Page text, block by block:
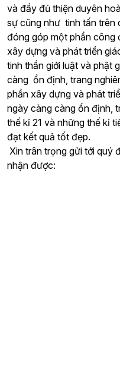
và đầy đủ thiện duyên
sự cũng như tinh tấn trên
đóng góp một phần công
xây dựng và phát triển
tinh thần giới luật và phật
càng ổn định, trang
phần xây dựng và phát
ngày càng càng ổn định,
thế kỉ 21 và những thế kỉ
đạt kết quả tốt đẹp.
Xin trân trọng gửi tới quý
nhận được: